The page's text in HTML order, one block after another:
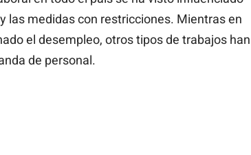
las medidas con restricciones. Mientras en
el desempleo, otros tipos de trabajos han
de personal.